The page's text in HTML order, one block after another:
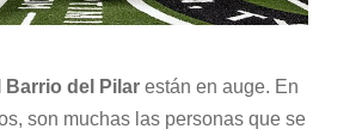
Barrio del Pilarestán en auge. En
son muchas las personas que se